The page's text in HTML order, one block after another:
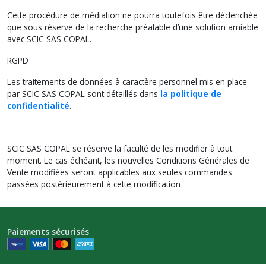
Cette procédure de médiation ne pourra toutefois être déclenchée
que sous réserve de la recherche préalable d’une solution amiable
avec SCIC SAS COPAL.
RGPD
Les traitements de données à caractère personnel mis en place
par SCIC SAS COPAL sont détaillés dans la politique de
confidentialité.
SCIC SAS COPAL se réserve la faculté de les modifier à tout
moment. Le cas échéant, les nouvelles Conditions Générales de
Vente modifiées seront applicables aux seules commandes
passées postérieurement à cette modification
Paiements sécurisés